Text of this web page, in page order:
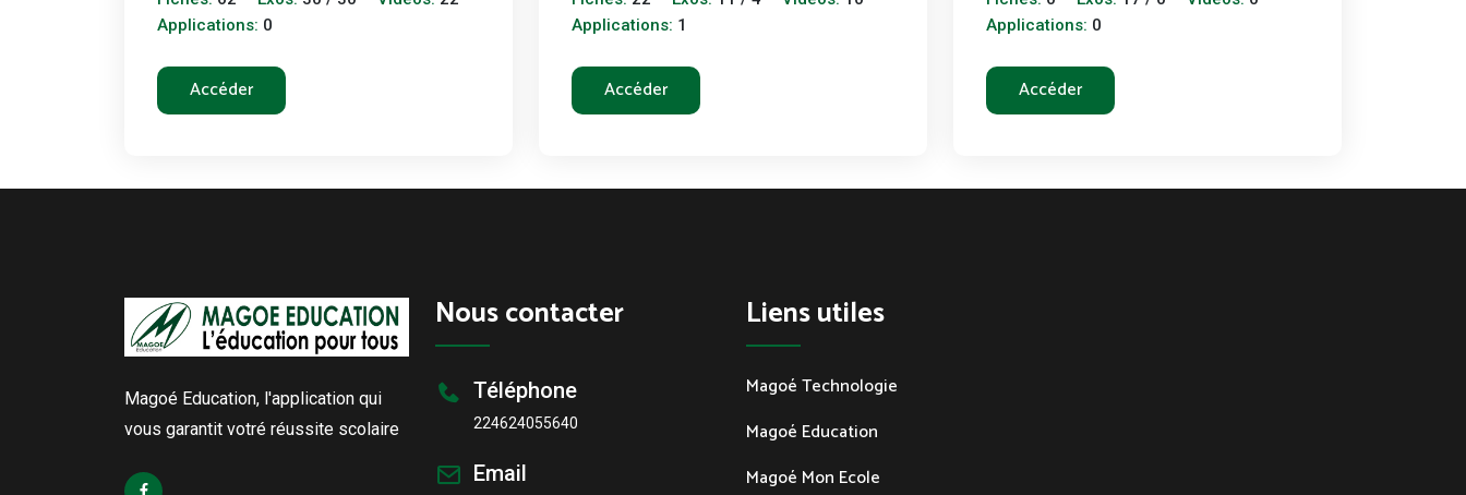
Applications: 0
Accéder
Applications: 1
Accéder
Applications: 0
Accéder
Magoé Education, l'application qui
vous garantit votré réussite scolaire
Nous contacter
Téléphone
224624055640
Email
Liens utiles
Magoé Technologie
Magoé Education
Magoé Mon Ecole